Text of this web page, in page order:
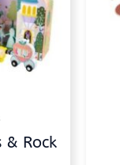
& Rock
opciones
se
pueden
elegir
de